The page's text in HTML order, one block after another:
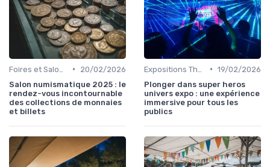
•
20/02/2026
Salon numismatique 2025 : le
rendez-vous incontournable
des collections de monnaies
et billets
• 19/02/2026
Plonger dans super heros
univers expo : une expérience
immersive pour tous les
publics